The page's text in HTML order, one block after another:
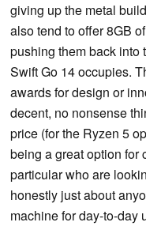
giving up the metal
also tend to offer 8GB
pushing them back into
Swift Go 14 occupies.
awards for design or
decent, no nonsense
price (for the Ryzen 5
being a great option for
particular who are
honestly just about
machine for day-to-day